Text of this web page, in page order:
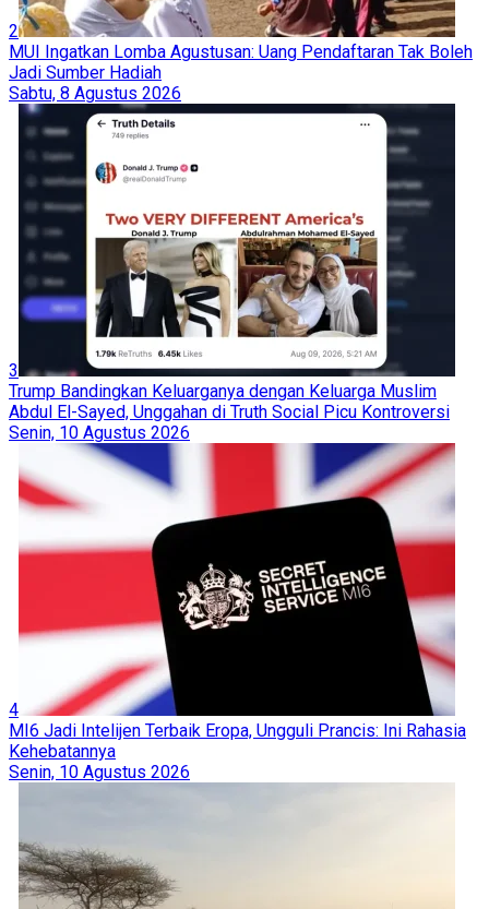
2
MUI Ingatkan Lomba Agustusan: Uang Pendaftaran Tak Boleh
Jadi Sumber Hadiah
Sabtu, 8 Agustus 2026
3
Trump Bandingkan Keluarganya dengan Keluarga Muslim
Abdul El-Sayed, Unggahan di Truth Social Picu Kontroversi
Senin, 10 Agustus 2026
4
MI6 Jadi Intelijen Terbaik Eropa, Ungguli Prancis: Ini Rahasia
Kehebatannya
Senin, 10 Agustus 2026